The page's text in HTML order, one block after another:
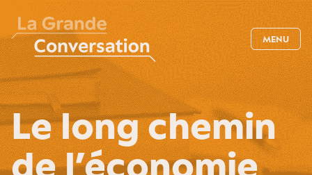
MENU
Le long chemin
de l’économie